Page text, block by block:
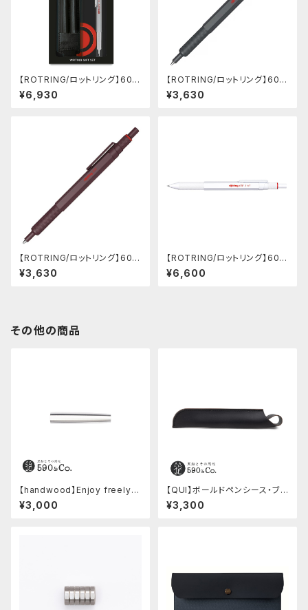
【ROTRING/ロットリング】600
ギフトセット (シャープペンシル
0.5mm/シルバー)
¥6,930
【ROTRING/ロットリング】600
ボールペン(ダークストーン)
¥3,630
【ROTRING/ロットリング】600
ボールペン(チョコトリュフ)
¥3,630
【ROTRING/ロットリング】600
3 in 1 (ホワイト)
¥6,600
その他の商品
【handwood】Enjoy freely
後軸 (超超ジュラルミン)
¥3,000
【QUI】ボールドペンシース・ブッ
テーロ (ブラック)
¥3,300